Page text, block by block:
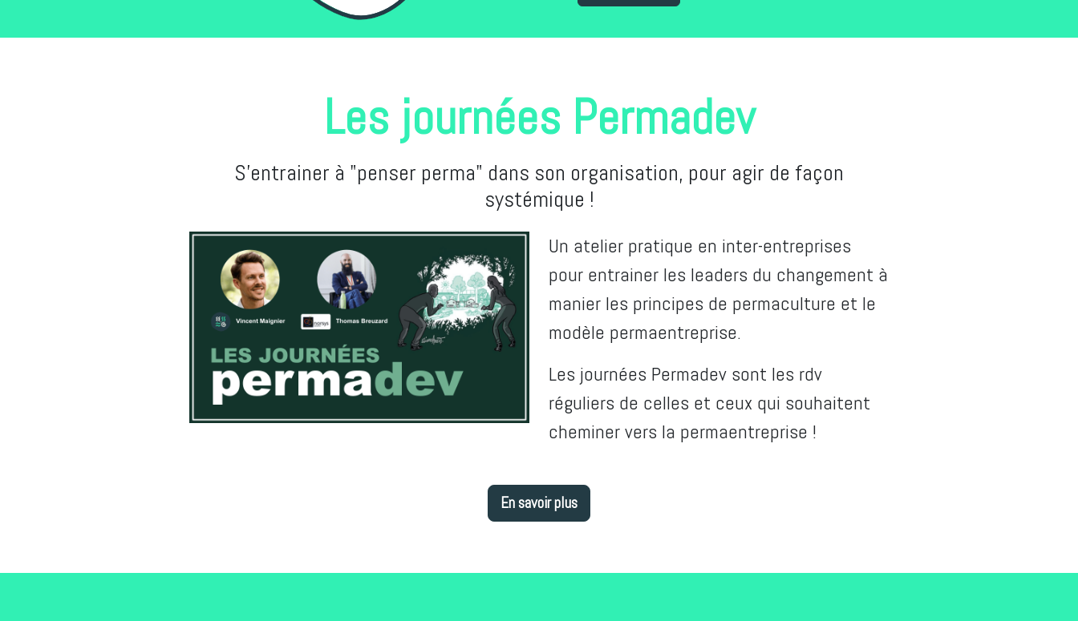
Les journées Permadev
S'entrainer à "penser perma" dans son organisation, pour agir de façon
systémique !
Un atelier pratique en inter-entreprises
pour entrainer les leaders du changement à
manier les principes de permaculture et le
modèle permaentreprise.
Les journées Permadev sont les rdv
réguliers de celles et ceux qui souhaitent
cheminer vers la permaentreprise !
En savoir plus